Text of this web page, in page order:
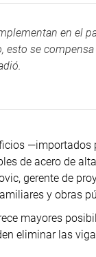
en el
se
de acero de
gerente de
y obras
mayores
eliminar las